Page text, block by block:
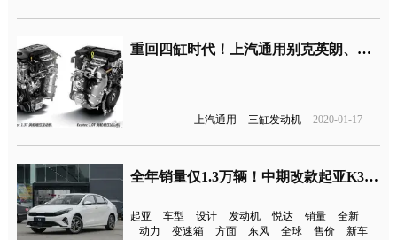
重回四缸时代！上汽通用别克英朗、科鲁泽新增1.5L四缸车型
上汽通用 三缸发动机 2020-01-17
全年销量仅1.3万辆！中期改款起亚K3首发
起亚 车型 设计 发动机 悦达 销量
全新
动力
变速箱 方面 东风 全球 售价
新车